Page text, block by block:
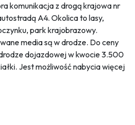
komunikacja z drogą krajowa nr
A4. Okolica to lasy,
park krajobrazowy.
media są w drodze. Do ceny
dojazdowej w kwocie 3.500
Jest możliwość nabycia więcej